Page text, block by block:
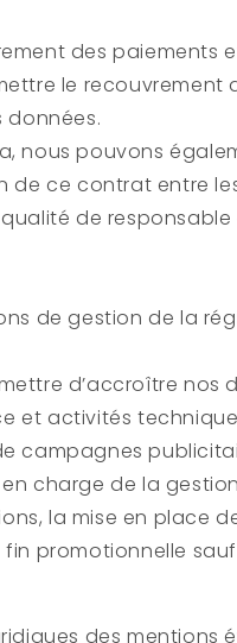
des paiements
le
données.
nous pouvons
de ce contrat entre
de
de gestion de la
d’accroître nos
et activités
campagnes
en charge de la
la mise en place
promotionnelle
des